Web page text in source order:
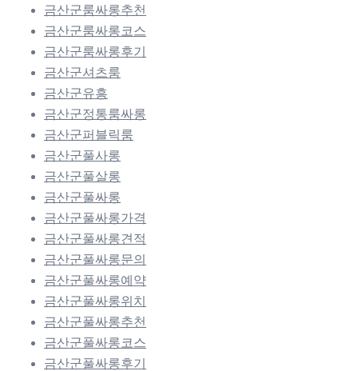
금산군룸싸롱추천
금산군룸싸롱코스
금산군룸싸롱후기
금산군셔츠룸
금산군유흥
금산군정통룸싸롱
금산군퍼블릭룸
금산군풀사롱
금산군풀살롱
금산군풀싸롱
금산군풀싸롱가격
금산군풀싸롱견적
금산군풀싸롱문의
금산군풀싸롱예약
금산군풀싸롱위치
금산군풀싸롱추천
금산군풀싸롱코스
금산군풀싸롱후기